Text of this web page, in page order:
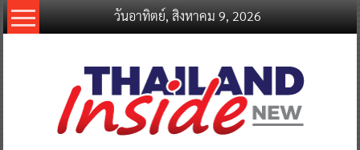
Skip
to
วันอาทิตย์, สิงหาคม 9, 2026